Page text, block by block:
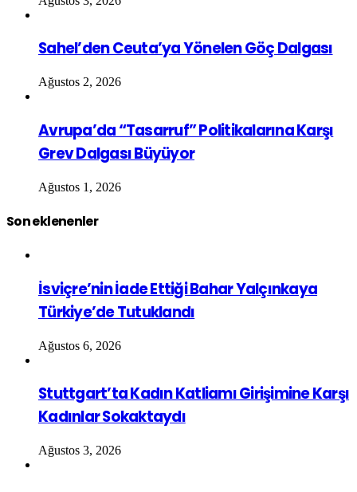
Sahel’den Ceuta’ya Yönelen Göç Dalgası
Ağustos 2, 2026
Avrupa’da “Tasarruf” Politikalarına Karşı
Grev Dalgası Büyüyor
Ağustos 1, 2026
Son eklenenler
İsviçre’nin İade Ettiği Bahar Yalçınkaya
Türkiye’de Tutuklandı
Ağustos 6, 2026
Stuttgart’ta Kadın Katliamı Girişimine Karşı
Kadınlar Sokaktaydı
Ağustos 3, 2026